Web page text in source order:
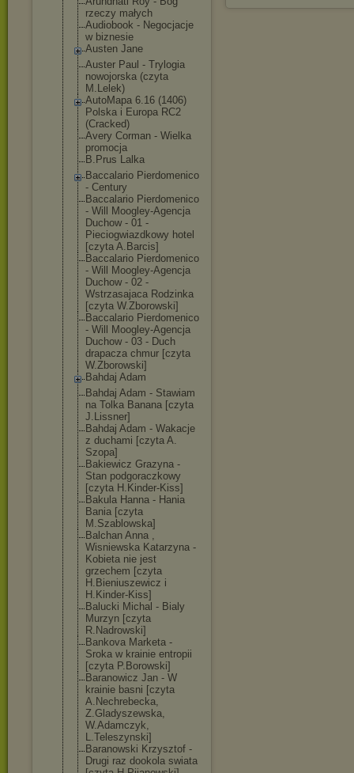
rzeczy małych
Audiobook - Negocjacje
w biznesie
Austen Jane
Auster Paul - Trylogia
nowojorska (czyta
M.Lelek)
AutoMapa 6.16 (1406)
Polska i Europa RC2
(Cracked)
Avery Corman - Wielka
promocja
B.Prus Lalka
Baccalario Pierdomenico
- Century
Baccalario Pierdomenico
- Will Moogley-Agencja
Duchow - 01 -
Pieciogwiazdkowy hotel
[czyta A.Barcis]
Baccalario Pierdomenico
- Will Moogley-Agencja
Duchow - 02 -
Wstrzasajaca Rodzinka
[czyta W.Zborowski]
Baccalario Pierdomenico
- Will Moogley-Agencja
Duchow - 03 - Duch
drapacza chmur [czyta
W.Zborowski]
Bahdaj Adam
Bahdaj Adam - Stawiam
na Tolka Banana [czyta
J.Lissner]
Bahdaj Adam - Wakacje
z duchami [czyta A.
Szopa]
Bakiewicz Grazyna -
Stan podgoraczkowy
[czyta H.Kinder-Kiss]
Bakula Hanna - Hania
Bania [czyta
M.Szablowska]
Balchan Anna ,
Wisniewska Katarzyna -
Kobieta nie jest
grzechem [czyta
H.Bieniuszewicz i
H.Kinder-Kiss]
Balucki Michal - Bialy
Murzyn [czyta
R.Nadrowski]
Bankova Marketa -
Sroka w krainie entropii
[czyta P.Borowski]
Baranowicz Jan - W
krainie basni [czyta
A.Nechrebecka,
Z.Gladyszewska,
W.Adamczyk,
L.Teleszynski]
Baranowski Krzysztof -
Drugi raz dookola swiata